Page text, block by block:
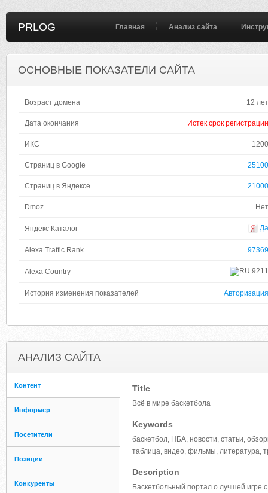
PRLOG Главная Анализ сайта
ОСНОВНЫЕ ПОКАЗАТЕЛИ САЙТА
Возраст домена 12 лет
Дата окончания Истек срок регистрации
ИКС 1200
Страниц в Google 25100
Страниц в Яндексе 21000
Dmoz Нет
Яндекс Каталог Да
Alexa Traffic Rank 97369
Alexa Country 9211
История изменения показателей Авторизация
АНАЛИЗ САЙТА
Контент
Информер
Посетители
Позиции
Конкуренты
Title
Всё в мире баскетбола
Keywords
баскетбол, НБА, новости, статьи,
таблица, видео, фильмы, литература,
Description
Баскетбольный портал о лучшей игре